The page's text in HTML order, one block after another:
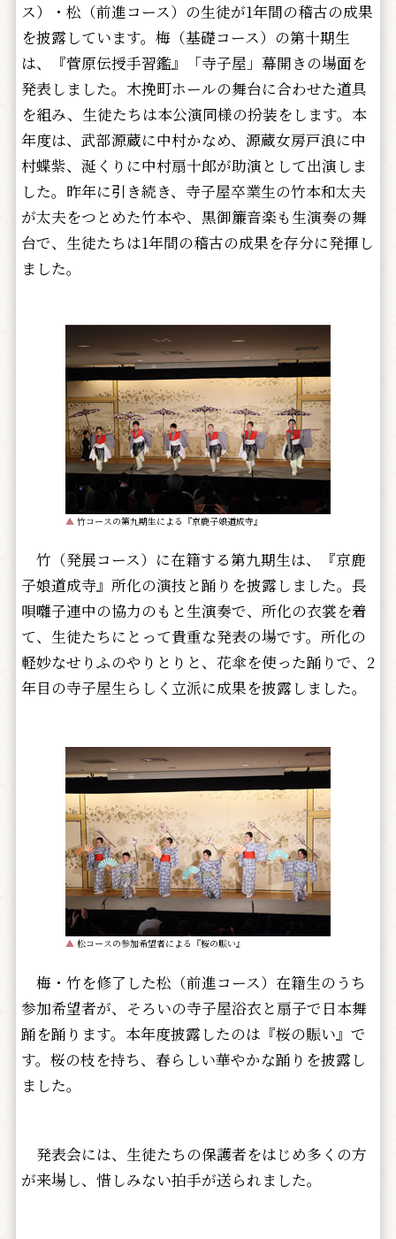
ス）・松（前進コース）の生徒が1年間の稽古の成果
を披露しています。梅（基礎コース）の第十期生
は、『菅原伝授手習鑑』「寺子屋」幕開きの場面を
発表しました。木挽町ホールの舞台に合わせた道具
を組み、生徒たちは本公演同様の扮装をします。本
年度は、武部源蔵に中村かなめ、源蔵女房戸浪に中
村蝶紫、涎くりに中村扇十郎が助演として出演しま
した。昨年に引き続き、寺子屋卒業生の竹本和太夫
が太夫をつとめた竹本や、黒御簾音楽も生演奏の舞
台で、生徒たちは1年間の稽古の成果を存分に発揮し
ました。
▲ 竹コースの第九期生による『京鹿子娘道成寺』
竹（発展コース）に在籍する第九期生は、『京鹿
子娘道成寺』所化の演技と踊りを披露しました。長
唄囃子連中の協力のもと生演奏で、所化の衣裳を着
て、生徒たちにとって貴重な発表の場です。所化の
軽妙なせりふのやりとりと、花傘を使った踊りで、2
年目の寺子屋生らしく立派に成果を披露しました。
▲ 松コースの参加希望者による『桜の賑い』
梅・竹を修了した松（前進コース）在籍生のうち
参加希望者が、そろいの寺子屋浴衣と扇子で日本舞
踊を踊ります。本年度披露したのは『桜の賑い』で
す。桜の枝を持ち、春らしい華やかな踊りを披露し
ました。
発表会には、生徒たちの保護者をはじめ多くの方
が来場し、惜しみない拍手が送られました。